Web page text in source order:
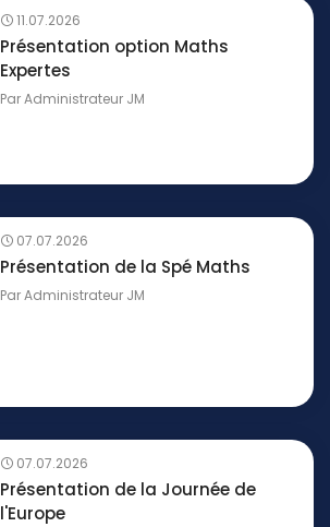
11.07.2026
Présentation option Maths
Expertes
ParAdministrateur JM
07.07.2026
Présentation de la Spé Maths
ParAdministrateur JM
07.07.2026
Présentation de la Journée de
l'Europe